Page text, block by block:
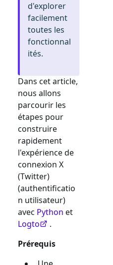
d'explorer
facilement
toutes les
fonctionnal
ités.
Dans cet article,
nous allons
parcourir les
étapes pour
construire
rapidement
l'expérience de
connexion X
(Twitter)
(authentificatio
n utilisateur)
avec Python et
Logto
.
Prérequis